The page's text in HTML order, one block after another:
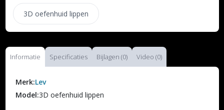
3D oefenhuid lippen
Informatie Specificaties Bijlagen (0) Video (0)
Merk:Lev
Model:3D oefenhuid lippen